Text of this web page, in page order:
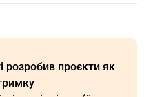
розробив проєкти як